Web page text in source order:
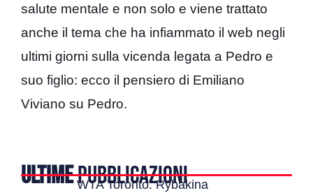
salute mentale e non solo e viene trattato
anche il tema che ha infiammato il web negli
ultimi giorni sulla vicenda legata a Pedro e
suo figlio: ecco il pensiero di Emiliano
Viviano su Pedro.
ULTIMEPUBBLICAZIONI
WTA Toronto: Rybakina